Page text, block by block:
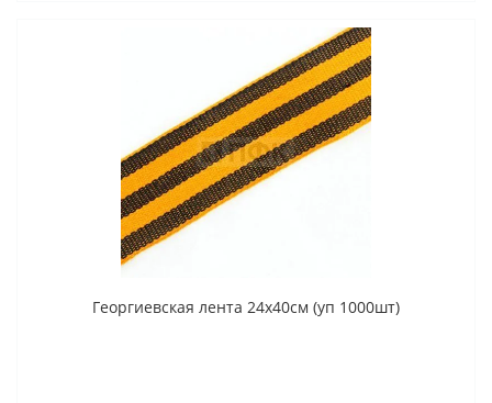
Георгиевская лента 24x40cм (уп 1000шт)